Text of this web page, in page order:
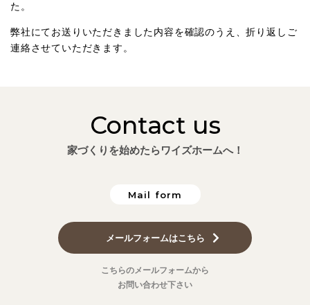
た。
弊社にてお送りいただきました内容を確認のうえ、折り返しご
連絡させていただきます。
Contact us
家づくりを始めたらワイズホームへ！
Mail form
メールフォームはこちら
こちらのメールフォームから
お問い合わせ下さい